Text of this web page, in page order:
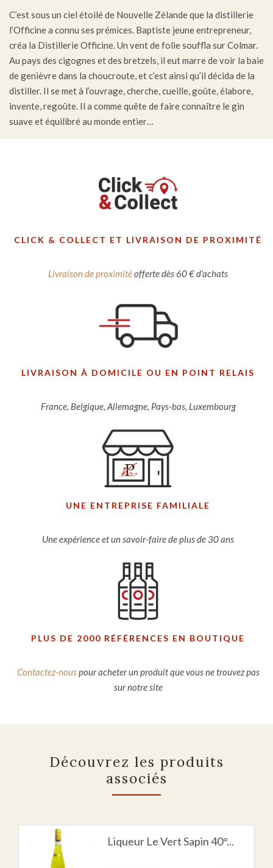
C’est sous un ciel étoilé de Nouvelle Zélande que la distillerie
l’Officine a connu ses prémices. Baptiste jeune entrepreneur,
créa la Distillerie Officine. Un vent de folie souffla sur Colmar.
Au pays des cigognes et des bretzels, il eut marre de voir la baie
de genièvre dans la choucroute, et c’est ainsi qu’il décida de la
distiller. Il se met à l’ouvrage, cherche, cueille, goûte, élabore,
invente, regoûte. Il a comme quête de faire connaître le gin
suave et équilibré au monde entier…
CLICK & COLLECT ET LIVRAISON DE PROXIMITÉ
Livraison de proximitéofferte dès 60 € d'achats
LIVRAISON À DOMICILE OU EN POINT RELAIS
France, Belgique, Allemagne, Pays-bas, Luxembourg
UNE ENTREPRISE FAMILIALE
Une expérience et un savoir-faire de plus de 30 ans
PLUS DE 2000 RÉFÉRENCES EN BOUTIQUE
Contactez-nouspour acheter un produit que vous ne trouvez pas
sur notre site
Découvrez les produits
associés
Liqueur Le Vert Sapin 40°...